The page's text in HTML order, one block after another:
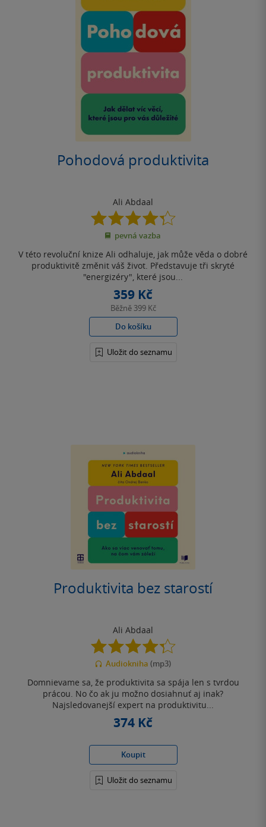
Pohodová produktivita
Ali Abdaal
4.3
z
5
pevná vazba
V této revoluční knize Ali odhaluje, jak může věda o dobré
produktivitě změnit váš život. Představuje tři skryté
"energizéry", které jsou...
359 Kč
Běžně 399 Kč
Do košíku
Uložit do seznamu
Produktivita bez starostí
Ali Abdaal
4.3
z
5
Audiokniha (mp3)
Domnievame sa, že produktivita sa spája len s tvrdou
prácou. No čo ak ju možno dosiahnuť aj inak?
Najsledovanejší expert na produktivitu...
374 Kč
Koupit
Uložit do seznamu